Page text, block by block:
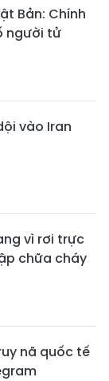
Bản: Chính
người tử
vào Iran
vì rơi trực
chữa cháy
nã quốc tế